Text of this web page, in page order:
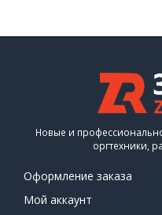
Новые и
оргтехники,
Оформление заказа
Мой аккаунт